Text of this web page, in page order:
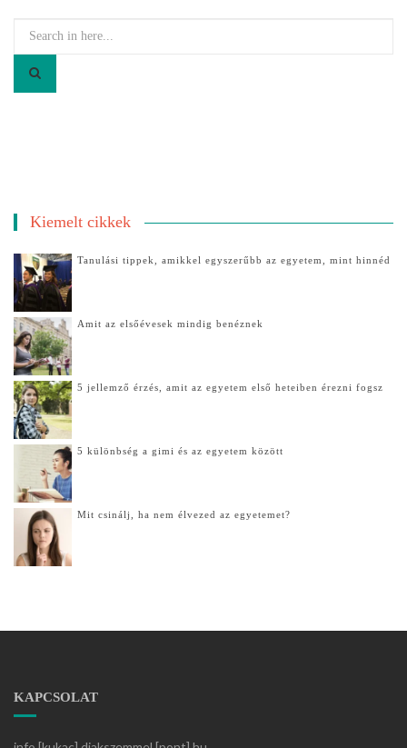
Kiemelt cikkek
Tanulási tippek, amikkel egyszerűbb az egyetem, mint hinnéd
Amit az elsőévesek mindig benéznek
5 jellemző érzés, amit az egyetem első heteiben érezni fogsz
5 különbség a gimi és az egyetem között
Mit csinálj, ha nem élvezed az egyetemet?
KAPCSOLAT